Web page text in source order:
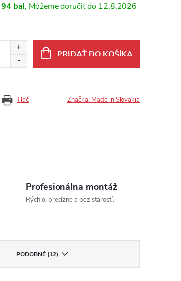
94 bal 12.8.2026
PRIDAŤ DO KOŠÍKA
Tlač Značka: Made in Slovakia
Profesionálna montáž
Rýchlo, precízne a bez starostí.
PODOBNÉ (12)